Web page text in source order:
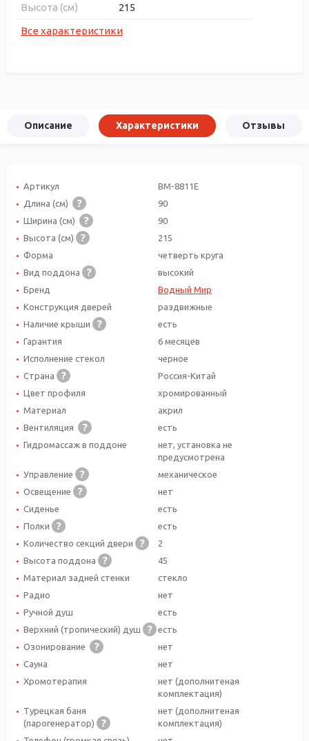
Высота (см)
215
Все характеристики
Описание Характеристики Отзывы
Артикул
ВМ-8811Е
Длина (см)
90
Ширина (см)
90
Высота (см)
215
Форма
четверть круга
Вид поддона
высокий
Бренд
Водный Мир
Конструкция дверей
раздвижные
Наличие крыши
есть
Гарантия
6 месяцев
Исполнение стекол
черное
Страна
Россия-Китай
Цвет профиля
хромированный
Материал
акрил
Вентиляция
есть
Гидромассаж в поддоне
нет, установка не
предусмотрена
Управление
механическое
Освещение
нет
Сиденье
есть
Полки
есть
Количество секций двери
2
Высота поддона
45
Материал задней стенки
стекло
Радио
нет
Ручной душ
есть
Верхний (тропический) душ
есть
Озонирование
нет
Сауна
нет
Хромотерапия
нет (дополнитеная
комплектация)
Турецкая баня
(парогенератор)
нет (дополнитеная
комплектация)